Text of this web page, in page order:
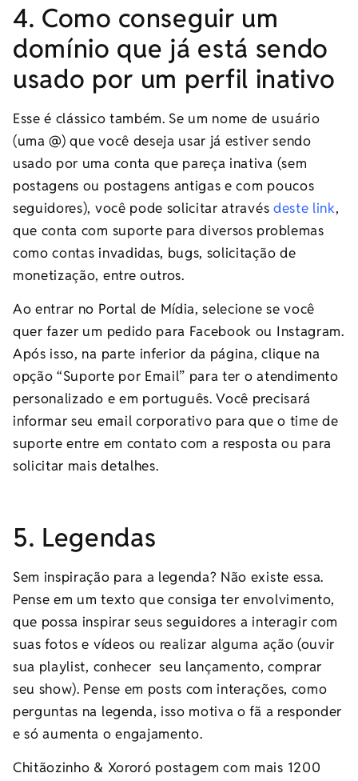
4. Como conseguir um
domínio que já está sendo
usado por um perfil inativo
Esse é clássico também. Se um nome de usuário
(uma @) que você deseja usar já estiver sendo
usado por uma conta que pareça inativa (sem
postagens ou postagens antigas e com poucos
seguidores), você pode solicitar através deste link,
que conta com suporte para diversos problemas
como contas invadidas, bugs, solicitação de
monetização, entre outros.
Ao entrar no Portal de Mídia, selecione se você
quer fazer um pedido para Facebook ou Instagram.
Após isso, na parte inferior da página, clique na
opção “Suporte por Email” para ter o atendimento
personalizado e em português. Você precisará
informar seu email corporativo para que o time de
suporte entre em contato com a resposta ou para
solicitar mais detalhes.
5. Legendas
Sem inspiração para a legenda? Não existe essa.
Pense em um texto que consiga ter envolvimento,
que possa inspirar seus seguidores a interagir com
suas fotos e vídeos ou realizar alguma ação (ouvir
sua playlist, conhecer seu lançamento, comprar
seu show). Pense em posts com interações, como
perguntas na legenda, isso motiva o fã a responder
e só aumenta o engajamento.
Chitãozinho & Xororó postagem com mais 1200